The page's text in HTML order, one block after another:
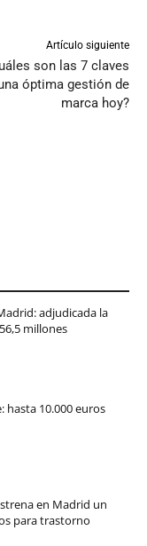
Artículo siguiente
son las 7 claves
óptima gestión de
marca hoy?
adjudicada la
millones
hasta 10.000 euros
en Madrid un
para trastorno